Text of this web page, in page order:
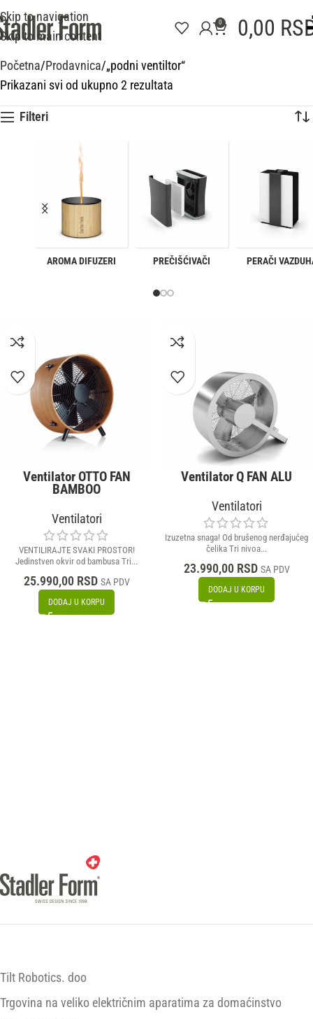
Skip to navigation
Skip to main content
0 0,00
Početna Prodavnica „podni ventiltor“
Prikazani svi od ukupno 2 rezultata
Filteri
AROMA DIFUZERI PREČIŠĆIVAČI PERAČI
Ventilator OTTO FAN
BAMBOO
Ventilatori
VENTILIRAJTE SVAKI PROSTOR!
Jedinstven okvir od bambusa Tri...
25.990,00 RSD SA PDV
DODAJ U KORPU
Ventilator Q FAN ALU
Ventilatori
Izuzetna snaga! Od brušenog nerđajućeg
čelika Tri nivoa...
23.990,00 RSD SA PDV
DODAJ U KORPU
Tilt Robotics. doo
Trgovina na veliko električnim aparatima za domaćinstvo